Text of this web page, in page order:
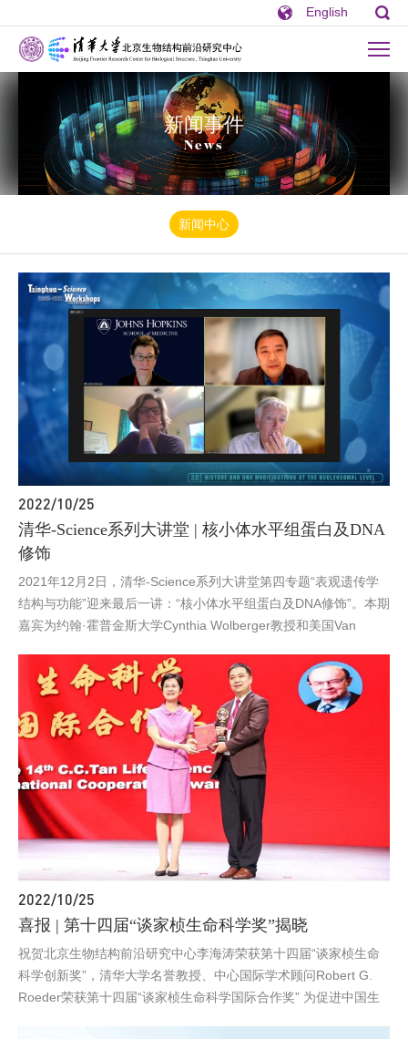
English
新闻事件
News
新闻中心
2022/10/25
清华-Science系列大讲堂 | 核小体水平组蛋白及DNA
修饰
2021年12月2日，清华-Science系列大讲堂第四专题“表观遗传学
结构与功能”迎来最后一讲：“核小体水平组蛋白及DNA修饰”。本期
嘉宾为约翰·霍普金斯大学Cynthia Wolberger教授和美国Van
科学院院士、美国艺术与科学院院士。清华大学医学院副院长、北
京生物结构前沿研究中心李海涛教授主持了本次讲座。
2022/10/25
喜报 | 第十四届“谈家桢生命科学奖”揭晓
祝贺北京生物结构前沿研究中心李海涛荣获第十四届“谈家桢生命
科学创新奖”，清华大学名誉教授、中心国际学术顾问Robert G.
Roeder荣获第十四届“谈家桢生命科学国际合作奖” 为促进中国生